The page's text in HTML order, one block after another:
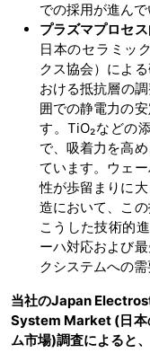
での採用が進んで
プラズマプロセ
日本のセラミッ
クス協会）によ
おける抵抗層の
囲での静電力の
す。TiO₂などの
で、吸着力を高
ています。ウェ
性が歩留まりに
造において、こ
こうした技術的
ーハ対応および
クシステムへの
当社のJapan
System Market (日本
ム市場)調査によると